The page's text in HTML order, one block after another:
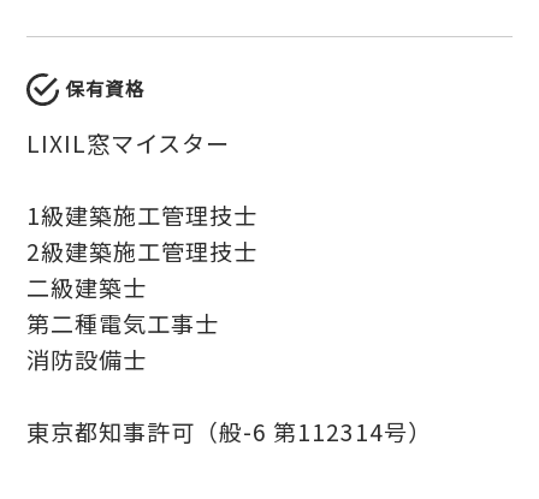
保有資格
LIXIL窓マイスター
1級建築施工管理技士
2級建築施工管理技士
二級建築士
第二種電気工事士
消防設備士
東京都知事許可（般-6 第112314号）